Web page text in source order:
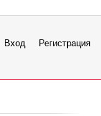
Вход Регистрация